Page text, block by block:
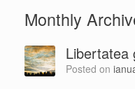
Monthly
Libertatea
Posted on